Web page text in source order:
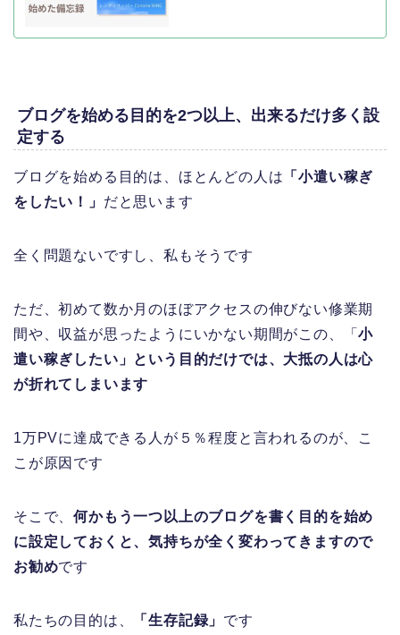
ブログを始める目的を2つ以上、出来るだけ多く設
定する
ブログを始める目的は、ほとんどの人は 「小遣い稼ぎ
をしたい！」 だと思います
全く問題ないですし、私もそうです
ただ、初めて数か月のほぼアクセスの伸びない修業期
間や、収益が思ったようにいかない期間がこの、「小
遣い稼ぎしたい」という目的だけでは、大抵の人は心
が折れてしまいます
1万PVに達成できる人が５％程度と言われるのが、こ
こが原因です
そこで、何かもう一つ以上のブログを書く目的を始め
に設定しておくと、気持ちが全く変わってきますので
お勧めです
私たちの目的は、 「生存記録」 です